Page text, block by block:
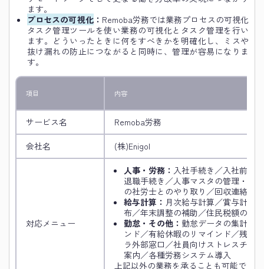
ます。
プロセスの可視化： Remoba労務では業務プロセスの可視化
タスク管理ツールを使い業務の可視化とタスク管理を行い
ます。どういったときに何をすべきかを明確化し、ミスや
抜け漏れの防止につながると同時に、管理が容易になりま
す。
項目 内容
サービス名 Remoba労務
会社名 (株)Enigol
対応メニュー
人事・労務： 入社手続き／入社前の
退職手続き／人事マスタの管理・変
の社労士とのやり取り／回収連絡など
給与計算： 月次給与計算／賞与計算
布／年末調整の補助／住民税額の管理
勤怠・その他： 勤怠データの集計／
ンド／有給休暇のリマインド／残業
ラ外部窓口／社員向けストレスチェ
案内／各種労務システム導入
上記以外の業務を承ることも可能です